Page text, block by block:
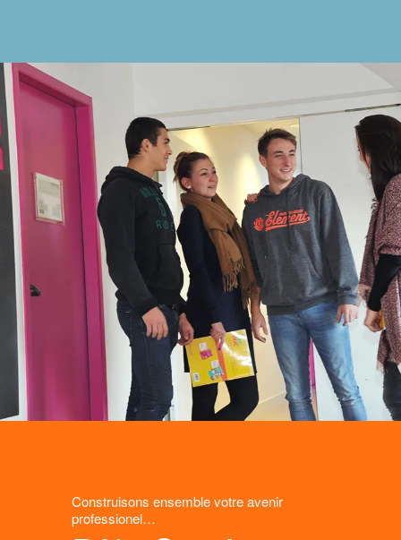
Construisons ensemble votre avenir
professionel…